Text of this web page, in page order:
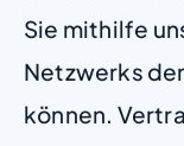
Sie mithilfe
Netzwerks
können.